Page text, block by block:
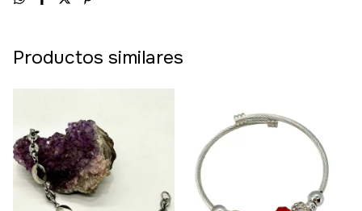
Productos similares